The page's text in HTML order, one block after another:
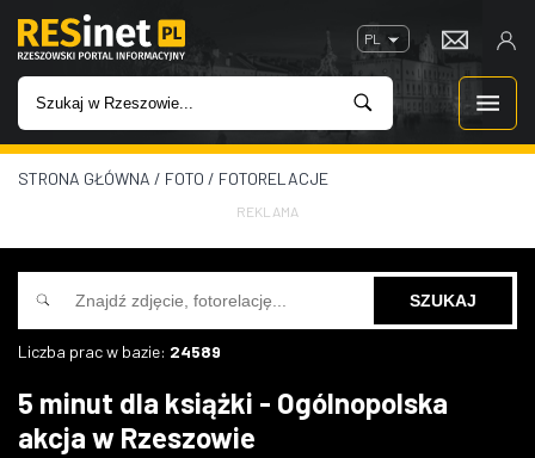
PL
WIADOMOŚCI
INWESTYCJE
IMPREZY
W KINACH
STRONA GŁÓWNA / FOTO / FOTORELACJE
REKLAMA
Liczba prac w bazie: 24589
5 minut dla książki - Ogólnopolska
akcja w Rzeszowie